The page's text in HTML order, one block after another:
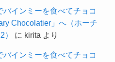
バインミーを食べてチョコ
Chocolatier」へ（ホーチ
に kirita より
バインミーを食べてチョコ